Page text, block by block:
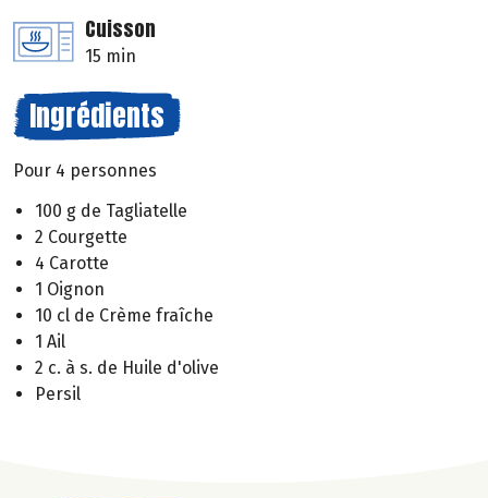
Cuisson
15 min
Ingrédients
Pour 4 personnes
100 g de Tagliatelle
2 Courgette
4 Carotte
1 Oignon
10 cl de Crème fraîche
1 Ail
2 c. à s. de Huile d'olive
Persil